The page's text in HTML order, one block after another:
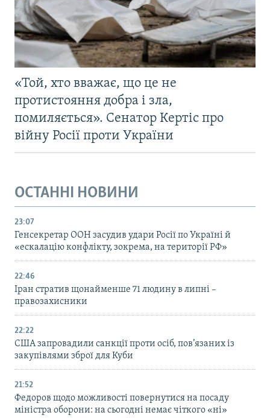
«Той, хто вважає, що це не
протистояння добра і зла,
помиляється». Сенатор Кертіс про
війну Росії проти України
ОСТАННІ НОВИНИ
23:07
Генсекретар ООН засудив удари Росії по Україні й
«ескалацію конфлікту, зокрема, на території РФ»
22:46
Іран стратив щонайменше 71 людину в липні –
правозахисники
22:22
США запровадили санкції проти осіб, пов’язаних із
закупівлями зброї для Куби
21:52
Федоров щодо можливості повернутися на посаду
міністра оборони: на сьогодні немає чіткого «ні»